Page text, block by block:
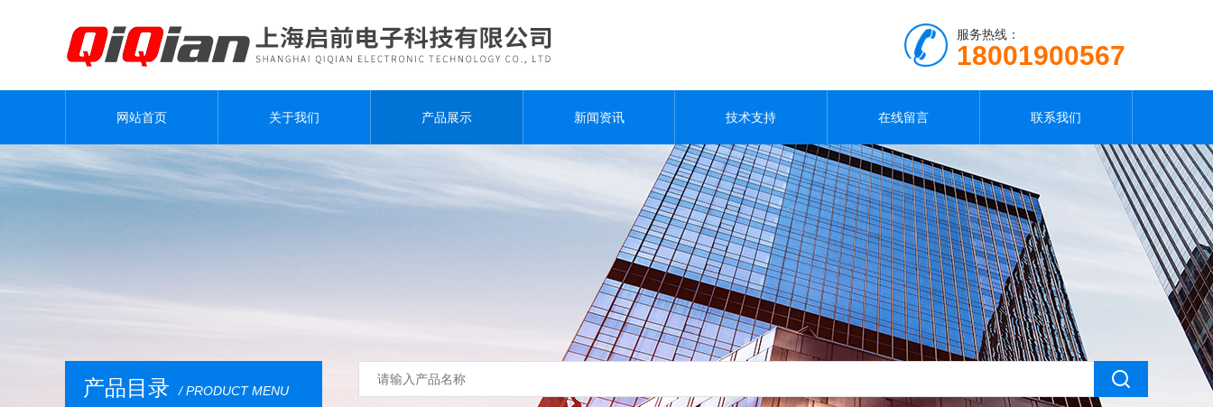
服务热线：
18001900567
网站首页 关于我们 产品展示 新闻资讯 技术支持 在线留言 联系我们
产品目录 / PRODUCT MENU